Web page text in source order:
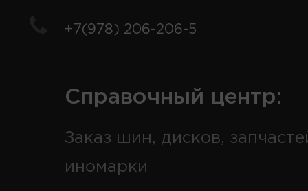
+7(978) 206-206-5
Справочный центр:
Заказ шин, дисков,
иномарки